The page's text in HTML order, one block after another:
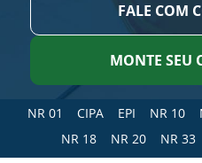
FALE COM
MONTE SEU
NR 01 CIPA EPI NR 10
NR 18
NR 20 NR 33